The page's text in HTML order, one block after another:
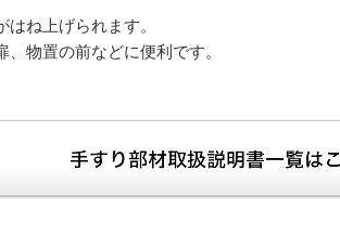
はね上げられます。
、物置の前などに便利です。